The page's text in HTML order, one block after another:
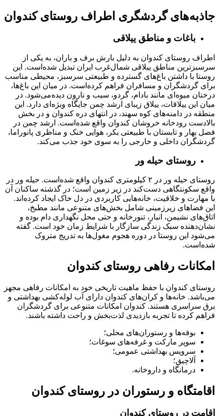
جاذبه‌های گردشگری اطراف روستای کندوان
باغات و مناطق ییلاقی
اطراف روستای کندوان به دلیل بارش برف و باران، به یکی از
سرسبزترین مناطق ییلاقی شمال‌غرب ایران تبدیل شده‌است. این
روستا با داشتن باغ‌های گسترده و طبیعتی سرسبز، محیطی مناسب
برای گردشگران و مسافران فراهم کرده‌است. در میان این باغ‌ها،
درختان میوه‌ای مانند بادام، گردو، سیب و نارون دیده‌می‌شود. در
میان این ییلاقات، ییلاق زیبای ارشد چمن جایگاه ویژه‌ای دارد. این
منطقه در دامنه‌های کوه سهند، در انتهای دره کندوان و در بخش
بالادست رودخانه خروشان کندوان واقع شده‌است. ارشد چمن در
فصل‌ بهار و تابستان با طبیعتی بکر، هوایی خنک و مناظری پانوراما،
گردشگران داخلی و خارجی را به سوی خود جذب می‌کند.
روستای حیله ور
روستای حیله ور در ۲ کیلومتری کندوان واقع شده‌است. حیله‌ ور در
واقع سکونتگاهی دست‌کند در زیر زمین است؛ در گذشته ساکنان آن
با مهارت و خلاقیت، خانه‌هایی کاربردی در دل خاک ایجاد کرده‌اند.
این فضاهای زیرزمینی شامل بخش‌های متنوعی مانند مطبخ،
اتاق‌های نشیمن، انبار، تنورخانه و حتی محل نگهداری دام بوده و
نشان‌دهنده سبک زندگی سازگار با شرایط زمان خود است. گفته
می‌شود این روستا در دوره هجوم مغول‌ها به تدریج متروک
شده‌است.
امکانات رفاهی روستای کندوان
روستای کندوان با حفظ ماهیت تاریخی خود به امکانات رفاهی مجهز
می‌باشد. خانه‌ها و کران‌های کندوان دارای آب لوله‌کشی بهداشتی و
برق سراسری هستند. کندوان امکانات متنوعی برای گردشگران
فراهم کرده تا تجربه بازدیدی لذت‌بخش و راحت داشته باشند.
بوفه‌ها و رستوران‌های محلی؛
سوپر مارکت و غرفه‌های سوغات؛
سرویس بهداشتی عمومی؛
آلاچیق؛
درمانگاه و داروخانه.
اقامتگاه و رستوران در روستای کندوان
اقامت در روستای کندوان